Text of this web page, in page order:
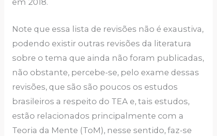
em 2018.
Note que essa lista de revisões não é exaustiva,
podendo existir outras revisões da literatura
sobre o tema que ainda não foram publicadas,
não obstante, percebe-se, pelo exame dessas
revisões, que são são poucos os estudos
brasileiros a respeito do TEA e, tais estudos,
estão relacionados principalmente com a
Teoria da Mente (ToM), nesse sentido, faz-se